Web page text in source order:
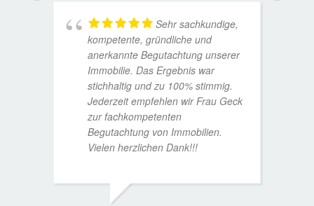
Sehr sachkundige,
kompetente, gründliche und
anerkannte Begutachtung unserer
Immobilie. Das Ergebnis war
stichhaltig und zu 100% stimmig.
Jederzeit empfehlen wir Frau Geck
zur fachkompetenten
Begutachtung von Immobilien.
Vielen herzlichen Dank!!!